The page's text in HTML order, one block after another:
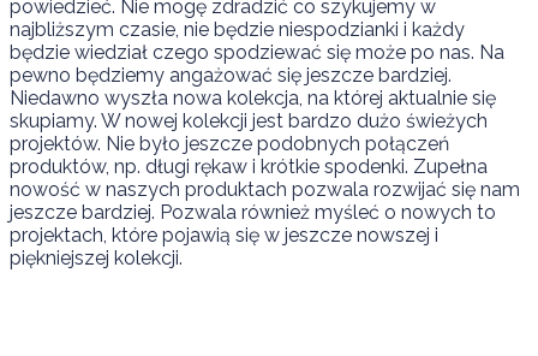
powiedzieć. Nie mogę zdradzić co szykujemy w
najbliższym czasie, nie będzie niespodzianki i każdy
będzie wiedział czego spodziewać się może po nas. Na
pewno będziemy angażować się jeszcze bardziej.
Niedawno wyszła nowa kolekcja, na której aktualnie się
skupiamy. W nowej kolekcji jest bardzo dużo świeżych
projektów. Nie było jeszcze podobnych połączeń
produktów, np. długi rękaw i krótkie spodenki. Zupełna
nowość w naszych produktach pozwala rozwijać się nam
jeszcze bardziej. Pozwala również myśleć o nowych to
projektach, które pojawią się w jeszcze nowszej i
piękniejszej kolekcji.